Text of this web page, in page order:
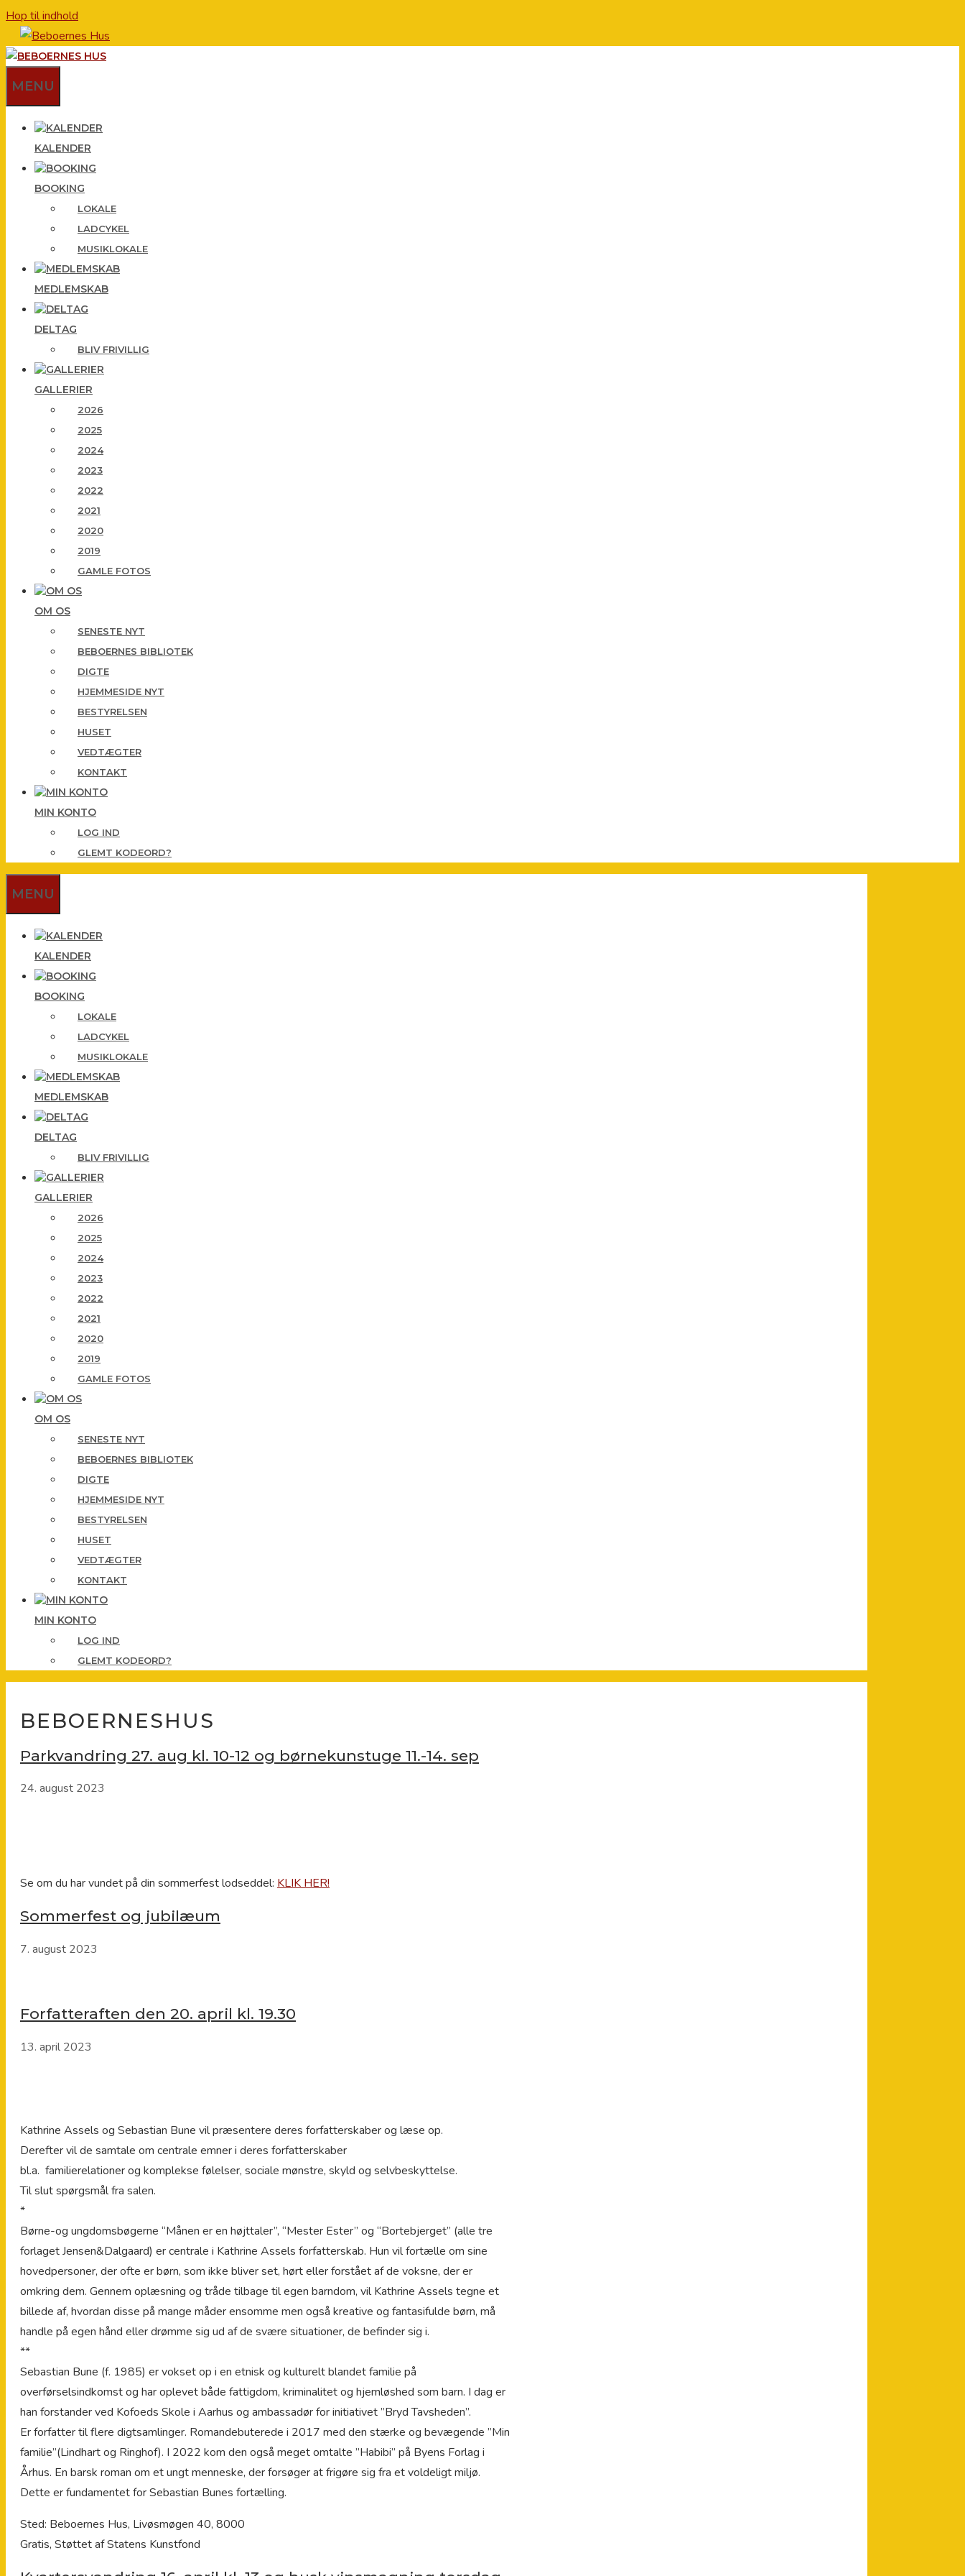
Hop til indhold
MENU
KALENDER
BOOKING
LOKALE
LADCYKEL
MUSIKLOKALE
MEDLEMSKAB
DELTAG
BLIV FRIVILLIG
GALLERIER
2026
2025
2024
2023
2022
2021
2020
2019
GAMLE FOTOS
OM OS
SENESTE NYT
BEBOERNES BIBLIOTEK
DIGTE
HJEMMESIDE NYT
BESTYRELSEN
HUSET
VEDTÆGTER
KONTAKT
MIN KONTO
LOG IND
GLEMT KODEORD?
MENU
KALENDER
BOOKING
LOKALE
LADCYKEL
MUSIKLOKALE
MEDLEMSKAB
DELTAG
BLIV FRIVILLIG
GALLERIER
2026
2025
2024
2023
2022
2021
2020
2019
GAMLE FOTOS
OM OS
SENESTE NYT
BEBOERNES BIBLIOTEK
DIGTE
HJEMMESIDE NYT
BESTYRELSEN
HUSET
VEDTÆGTER
KONTAKT
MIN KONTO
LOG IND
GLEMT KODEORD?
BEBOERNESHUS
Parkvandring 27. aug kl. 10-12 og børnekunstuge 11.-14. sep
24. august 2023
Se om du har vundet på din sommerfest lodseddel: KLIK HER!
Sommerfest og jubilæum
7. august 2023
Forfatteraften den 20. april kl. 19.30
13. april 2023
Kathrine Assels og Sebastian Bune vil præsentere deres forfatterskaber og læse op.
Derefter vil de samtale om centrale emner i deres forfatterskaber
bl.a. familierelationer og komplekse følelser, sociale mønstre, skyld og selvbeskyttelse.
Til slut spørgsmål fra salen.
*
Børne-og ungdomsbøgerne “Månen er en højttaler”, “Mester Ester” og “Bortebjerget” (alle tre
forlaget Jensen&Dalgaard) er centrale i Kathrine Assels forfatterskab. Hun vil fortælle om sine
hovedpersoner, der ofte er børn, som ikke bliver set, hørt eller forstået af de voksne, der er
omkring dem. Gennem oplæsning og tråde tilbage til egen barndom, vil Kathrine Assels tegne et
billede af, hvordan disse på mange måder ensomme men også kreative og fantasifulde børn, må
handle på egen hånd eller drømme sig ud af de svære situationer, de befinder sig i.
**
Sebastian Bune (f. 1985) er vokset op i en etnisk og kulturelt blandet familie på
overførselsindkomst og har oplevet både fattigdom, kriminalitet og hjemløshed som barn. I dag er
han forstander ved Kofoeds Skole i Aarhus og ambassadør for initiativet ”Bryd Tavsheden”.
Er forfatter til flere digtsamlinger. Romandebuterede i 2017 med den stærke og bevægende ”Min
familie”(Lindhart og Ringhof). I 2022 kom den også meget omtalte ”Habibi” på Byens Forlag i
Århus. En barsk roman om et ungt menneske, der forsøger at frigøre sig fra et voldeligt miljø.
Dette er fundamentet for Sebastian Bunes fortælling.
Sted: Beboernes Hus, Livøsmøgen 40, 8000
Gratis, Støttet af Statens Kunstfond